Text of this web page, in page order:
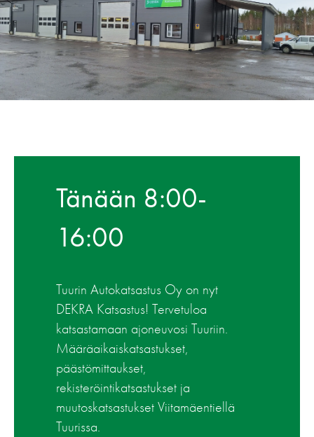
Tänään 8:00-
16:00
Tuurin Autokatsastus Oy on nyt
DEKRA Katsastus! Tervetuloa
katsastamaan ajoneuvosi Tuuriin.
Määräaikaiskatsastukset,
päästömittaukset,
rekisteröintikatsastukset ja
muutoskatsastukset Viitamäentiellä
Tuurissa.